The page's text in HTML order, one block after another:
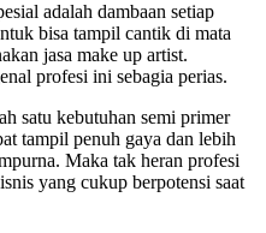
adalah dambaan setiap
bisa tampil cantik di mata
jasa make up artist.
profesi ini sebagia perias.
satu kebutuhan semi primer
tampil penuh gaya dan lebih
Maka tak heran profesi
yang cukup berpotensi saat